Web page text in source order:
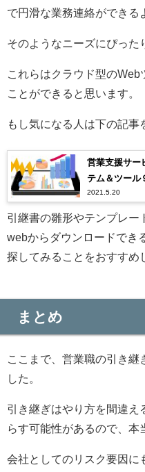
で円滑な業務連絡ができる
そのようなニーズにぴった
これらはクラウド型の
ことができると思います。
もし気になる人は下の記事
営業支援サー
テム＆ツール
2021.5.20
引継書の雛形やテンプレー
webからダウンロードでき
探してみることをおすすめ
まとめ
ここまで、営業職の引き継
した。
引き継ぎはやり方を間違え
らす可能性があるので、本
会社としてのリスク要因に